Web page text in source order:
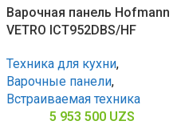
Варочная панель Hofmann
VETRO ICT952DBS/HF
Техника для кухни,
Варочные панели,
Встраиваемая техника
5 953 500 UZS